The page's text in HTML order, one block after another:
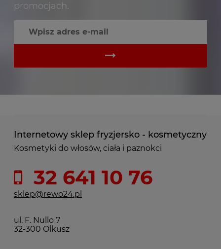
promocjach.
Internetowy sklep fryzjersko - kosmetyczny
Kosmetyki do włosów, ciała i paznokci
32 641 10 76
sklep@rewo24.pl
ul. F. Nullo 7
32-300 Olkusz